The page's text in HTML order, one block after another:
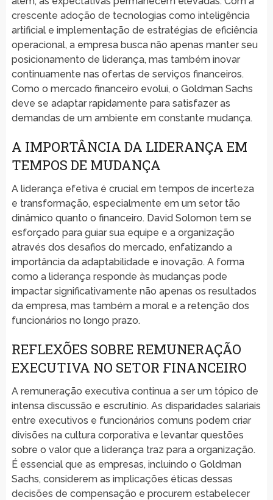
crescente adoção de tecnologias como inteligência
artificial e implementação de estratégias de eficiência
operacional, a empresa busca não apenas manter seu
posicionamento de liderança, mas também inovar
continuamente nas ofertas de serviços financeiros.
Como o mercado financeiro evolui, o Goldman Sachs
deve se adaptar rapidamente para satisfazer as
demandas de um ambiente em constante mudança.
A IMPORTÂNCIA DA LIDERANÇA EM
TEMPOS DE MUDANÇA
A liderança efetiva é crucial em tempos de incerteza
e transformação, especialmente em um setor tão
dinâmico quanto o financeiro. David Solomon tem se
esforçado para guiar sua equipe e a organização
através dos desafios do mercado, enfatizando a
importância da adaptabilidade e inovação. A forma
como a liderança responde às mudanças pode
impactar significativamente não apenas os resultados
da empresa, mas também a moral e a retenção dos
funcionários no longo prazo.
REFLEXÕES SOBRE REMUNERAÇÃO
EXECUTIVA NO SETOR FINANCEIRO
A remuneração executiva continua a ser um tópico de
intensa discussão e escrutínio. As disparidades salariais
entre executivos e funcionários comuns podem criar
divisões na cultura corporativa e levantar questões
sobre o valor que a liderança traz para a organização.
É essencial que as empresas, incluindo o Goldman
Sachs, considerem as implicações éticas dessas
decisões de compensação e procurem estabelecer